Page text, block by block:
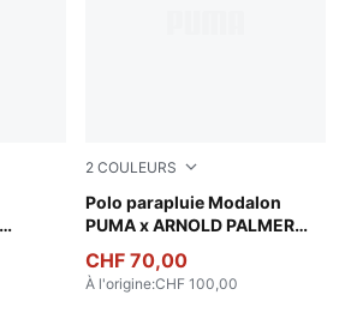
2 COULEURS
Polo parapluie Modalon
PUMA x ARNOLD PALMER
Jasmine Flower
CHF 70,00
À l'origine:CHF 100,00